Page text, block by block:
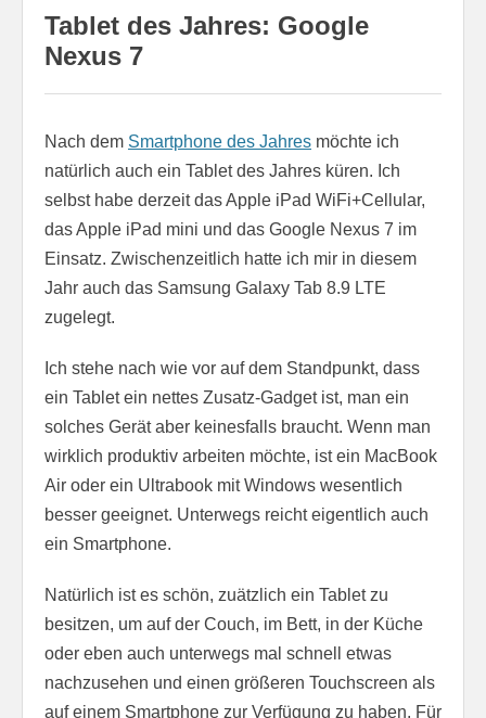
Tablet des Jahres: Google
Nexus 7
Nach dem Smartphone des Jahres möchte ich
natürlich auch ein Tablet des Jahres küren. Ich
selbst habe derzeit das Apple iPad WiFi+Cellular,
das Apple iPad mini und das Google Nexus 7 im
Einsatz. Zwischenzeitlich hatte ich mir in diesem
Jahr auch das Samsung Galaxy Tab 8.9 LTE
zugelegt.
Ich stehe nach wie vor auf dem Standpunkt, dass
ein Tablet ein nettes Zusatz-Gadget ist, man ein
solches Gerät aber keinesfalls braucht. Wenn man
wirklich produktiv arbeiten möchte, ist ein MacBook
Air oder ein Ultrabook mit Windows wesentlich
besser geeignet. Unterwegs reicht eigentlich auch
ein Smartphone.
Natürlich ist es schön, zuätzlich ein Tablet zu
besitzen, um auf der Couch, im Bett, in der Küche
oder eben auch unterwegs mal schnell etwas
nachzusehen und einen größeren Touchscreen als
auf einem Smartphone zur Verfügung zu haben. Für